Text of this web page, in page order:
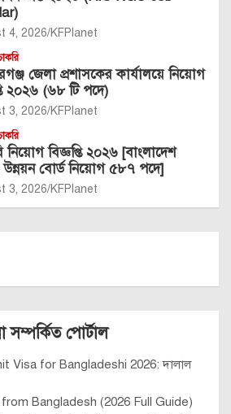
4, 2026 KFPlanet
জেলা প্রশাসকের কার্যালয়ে নিয়োগ
২০২৬ (৬৮ টি পদে)
3, 2026 KFPlanet
নিয়োগ বিজ্ঞপ্তি ২০২৬ [বাংলাদেশ
উন্নয়ন বোর্ড নিয়োগ ৫৮৭ পদে]
3, 2026 KFPlanet
পোর্টাল
Visa for Bangladeshi 2026: দালাল
Bangladesh (2026 Full Guide)